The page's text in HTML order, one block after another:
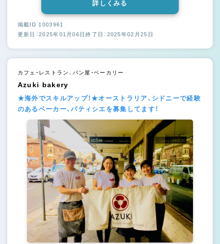
詳しくみる
掲載ID 1003961
更新日：2025年01月06日終了日：2025年02月25日
カフェ・レストラン、パン屋・ベーカリー
Azuki bakery
★海外でスキルアップ！★オーストラリア、シドニーで経験
のあるベーカー、パティシエを募集してます！